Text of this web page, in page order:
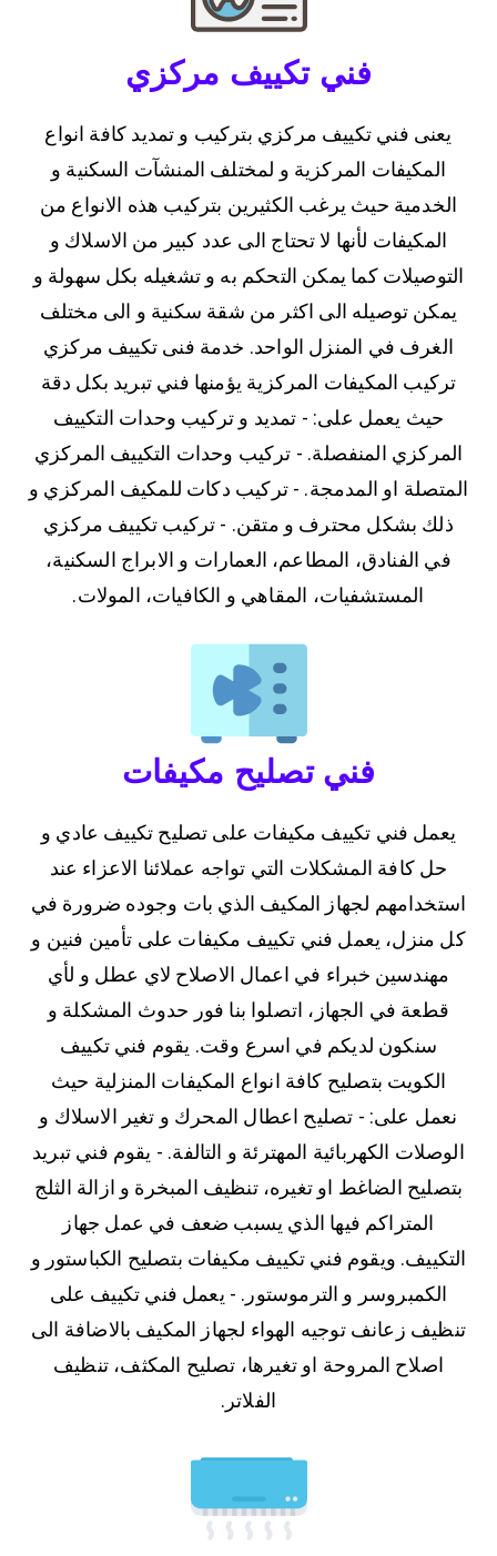
فني تكييف مركزي
يعنى فني تكييف مركزي بتركيب و تمديد كافة انواع
المكيفات المركزية و لمختلف المنشآت السكنية و
الخدمية حيث يرغب الكثيرين بتركيب هذه الانواع من
المكيفات لأنها لا تحتاج الى عدد كبير من الاسلاك و
التوصيلات كما يمكن التحكم به و تشغيله بكل سهولة و
يمكن توصيله الى اكثر من شقة سكنية و الى مختلف
الغرف في المنزل الواحد. خدمة فنى تكييف مركزي
تركيب المكيفات المركزية يؤمنها فني تبريد بكل دقة
حيث يعمل على: - تمديد و تركيب وحدات التكييف
المركزي المنفصلة. - تركيب وحدات التكييف المركزي
المتصلة او المدمجة. - تركيب دكات للمكيف المركزي و
ذلك بشكل محترف و متقن. - تركيب تكييف مركزي
في الفنادق، المطاعم، العمارات و الابراج السكنية،
المستشفيات، المقاهي و الكافيات، المولات.
فني تصليح مكيفات
يعمل فني تكييف مكيفات على تصليح تكييف عادي و
حل كافة المشكلات التي تواجه عملائنا الاعزاء عند
استخدامهم لجهاز المكيف الذي بات وجوده ضرورة في
كل منزل، يعمل فني تكييف مكيفات على تأمين فنين و
مهندسين خبراء في اعمال الاصلاح لاي عطل و لأي
قطعة في الجهاز، اتصلوا بنا فور حدوث المشكلة و
سنكون لديكم في اسرع وقت. يقوم فني تكييف
الكويت بتصليح كافة انواع المكيفات المنزلية حيث
نعمل على: - تصليح اعطال المحرك و تغير الاسلاك و
الوصلات الكهربائية المهترئة و التالفة. - يقوم فني تبريد
بتصليح الضاغط او تغيره، تنظيف المبخرة و ازالة الثلج
المتراكم فيها الذي يسبب ضعف في عمل جهاز
التكييف. ويقوم فني تكييف مكيفات بتصليح الكباستور و
الكمبروسر و الترموستور. - يعمل فني تكييف على
تنظيف زعانف توجيه الهواء لجهاز المكيف بالاضافة الى
اصلاح المروحة او تغيرها، تصليح المكثف، تنظيف
الفلاتر.